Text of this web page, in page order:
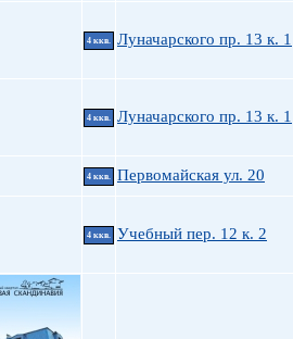
4 ккв. Луначарского пр. 13 к. 1
4 ккв. Луначарского пр. 13 к. 1
4 ккв. Первомайская ул. 20
4 ккв. Учебный пер. 12 к. 2